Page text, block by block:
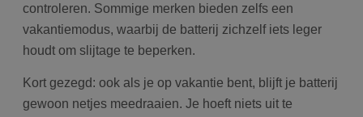
controleren. Sommige merken bieden zelfs een
vakantiemodus, waarbij de batterij zichzelf iets leger
houdt om slijtage te beperken.
Kort gezegd: ook als je op vakantie bent, blijft je batterij
gewoon netjes meedraaien. Je hoeft niets uit te